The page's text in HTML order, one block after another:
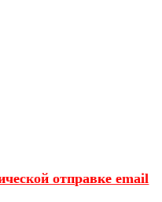
отправке email